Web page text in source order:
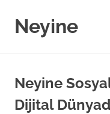
contentNeyine
Neyine
Dijital